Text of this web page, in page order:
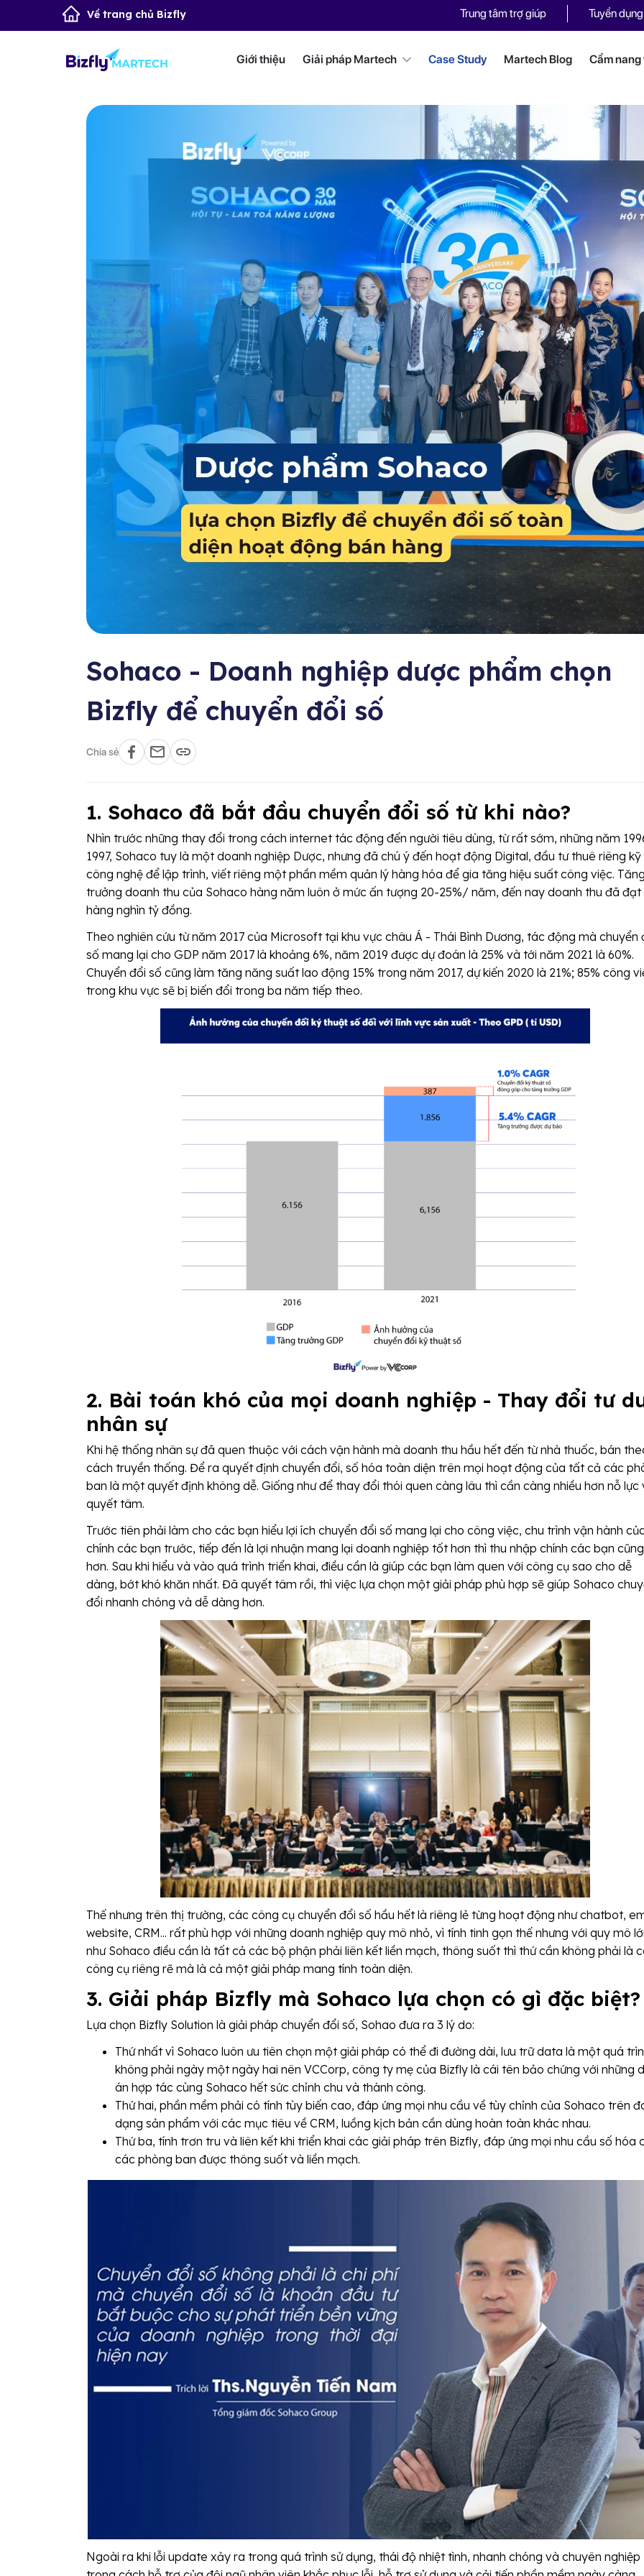
Về trang chủ Bizfly Trung tâm trợ giúp Tuyển dụng
Giới thiệu Giải pháp Martech Case Study Martech Blog Cẩm
Sohaco - Doanh nghiệp dược phẩm chọn
Bizfly để chuyển đổi số
Chia sẻ
1. Sohaco đã bắt đầu chuyển đổi số từ khi nào?
Nhìn trước những thay đổi trong cách internet tác động đến người tiêu dùng, từ rất sớm, những năm
1997, Sohaco tuy là một doanh nghiệp Dược, nhưng đã chú ý đến hoạt động Digital, đầu tư thuê riêng kỹ
công nghệ để lập trình, viết riêng một phần mềm quản lý hàng hóa để gia tăng hiệu suất công việc.
trưởng doanh thu của Sohaco hàng năm luôn ở mức ấn tượng 20-25%/ năm, đến nay doanh thu đã đạt
hàng nghìn tỷ đồng.
Theo nghiên cứu từ năm 2017 của Microsoft tại khu vực châu Á - Thái Bình Dương, tác động mà chuyển
số mang lại cho GDP năm 2017 là khoảng 6%, năm 2019 được dự đoán là 25% và tới năm 2021 là 60%.
Chuyển đổi số cũng làm tăng năng suất lao động 15% trong năm 2017, dự kiến 2020 là 21%; 85% công
trong khu vực sẽ bị biến đổi trong ba năm tiếp theo.
2. Bài toán khó của mọi doanh nghiệp - Thay đổi tư
nhân sự
Khi hệ thống nhân sự đã quen thuộc với cách vận hành mà doanh thu hầu hết đến từ nhà thuốc, bán
cách truyền thống. Để ra quyết định chuyển đổi, số hóa toàn diện trên mọi hoạt động của tất cả các
ban là một quyết định không dễ. Giống như để thay đổi thói quen càng lâu thì cần càng nhiều hơn nỗ lực
quyết tâm.
Trước tiên phải làm cho các bạn hiểu lợi ích chuyển đổi số mang lại cho công việc, chu trình vận hành
chính các bạn trước, tiếp đến là lợi nhuận mang lại doanh nghiệp tốt hơn thì thu nhập chính các bạn
hơn. Sau khi hiểu và vào quá trình triển khai, điều cần là giúp các bạn làm quen với công cụ sao cho dễ
dàng, bớt khó khăn nhất. Đã quyết tâm rồi, thì việc lựa chọn một giải pháp phù hợp sẽ giúp Sohaco
đổi nhanh chóng và dễ dàng hơn.
Thế nhưng trên thị trường, các công cụ chuyển đổi số hầu hết là riêng lẻ từng hoạt động như chatbot,
website, CRM... rất phù hợp với những doanh nghiệp quy mô nhỏ, vì tính tinh gọn thế nhưng với quy mô
như Sohaco điều cần là tất cả các bộ phận phải liên kết liền mạch, thông suốt thì thứ cần không phải là
công cụ riêng rẽ mà là cả một giải pháp mang tính toàn diện.
3. Giải pháp Bizfly mà Sohaco lựa chọn có gì đặc biệt?
Lựa chọn Bizfly Solution là giải pháp chuyển đổi số, Sohao đưa ra 3 lý do:
Thứ nhất vì Sohaco luôn ưu tiên chọn một giải pháp có thể đi đường dài, lưu trữ data là một quá
không phải ngày một ngày hai nên VCCorp, công ty mẹ của Bizfly là cái tên bảo chứng với những
án hợp tác cùng Sohaco hết sức chỉnh chu và thành công.
Thứ hai, phần mềm phải có tính tùy biến cao, đáp ứng mọi nhu cầu về tùy chỉnh của Sohaco trên
dạng sản phẩm với các mục tiêu về CRM, luồng kịch bản cần dùng hoàn toàn khác nhau.
Thứ ba, tính trơn tru và liên kết khi triển khai các giải pháp trên Bizfly, đáp ứng mọi nhu cầu số hóa
các phòng ban được thông suốt và liền mạch.
Ngoài ra khi lỗi update xảy ra trong quá trình sử dụng, thái độ nhiệt tình, nhanh chóng và chuyên nghiệp